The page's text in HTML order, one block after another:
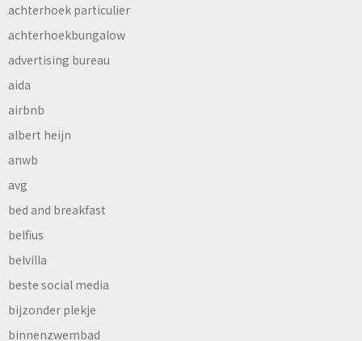
achterhoek particulier
achterhoekbungalow
advertising bureau
aida
airbnb
albert heijn
anwb
avg
bed and breakfast
belfius
belvilla
beste social media
bijzonder plekje
binnenzwembad